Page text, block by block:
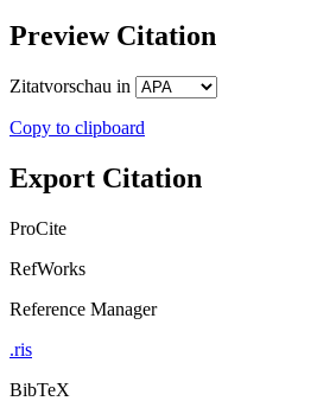
Preview Citation
Zitatvorschau in
Copy to clipboard
Export Citation
ProCite
RefWorks
Reference Manager
.ris
BibTeX